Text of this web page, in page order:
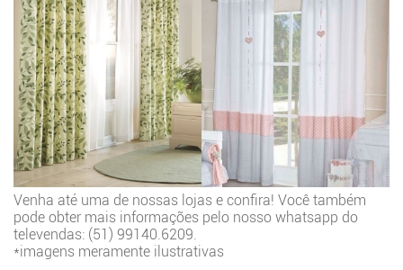
Venha até uma de nossas lojas e confira! Você também
pode obter mais informações pelo nosso whatsapp do
televendas: (51) 99140.6209.
*imagens meramente ilustrativas